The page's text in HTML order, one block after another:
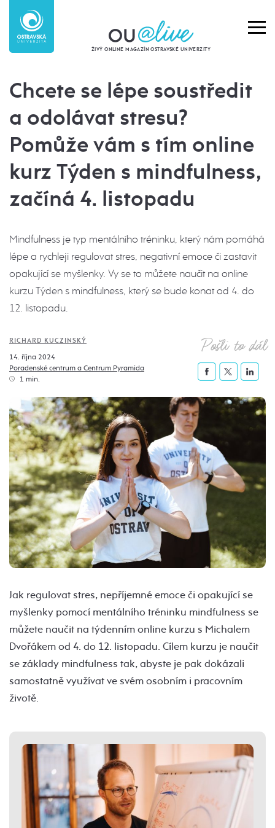
ŽIVÝ ONLINE MAGAZÍN OSTRAVSKÉ UNIVERZITY
Chcete se lépe soustředit
a odolávat stresu?
Pomůže vám s tím online
kurz Týden s mindfulness,
začíná 4. listopadu
Mindfulness je typ mentálního tréninku, který nám pomáhá
lépe a rychleji regulovat stres, negativní emoce či zastavit
opakující se myšlenky. Vy se to můžete naučit na online
kurzu Týden s mindfulness, který se bude konat od 4. do
12. listopadu.
RICHARD KUCZINSKÝ
14. října 2024
Poradenské centrum a Centrum Pyramida
1 min.
Pošli to dál
Jak regulovat stres, nepříjemné emoce či opakující se
myšlenky pomocí mentálního tréninku mindfulness se
můžete naučit na týdenním online kurzu s Michalem
Dvořákem od 4. do 12. listopadu. Cílem kurzu je naučit
se základy mindfulness tak, abyste je pak dokázali
samostatně využívat ve svém osobním i pracovním
životě.